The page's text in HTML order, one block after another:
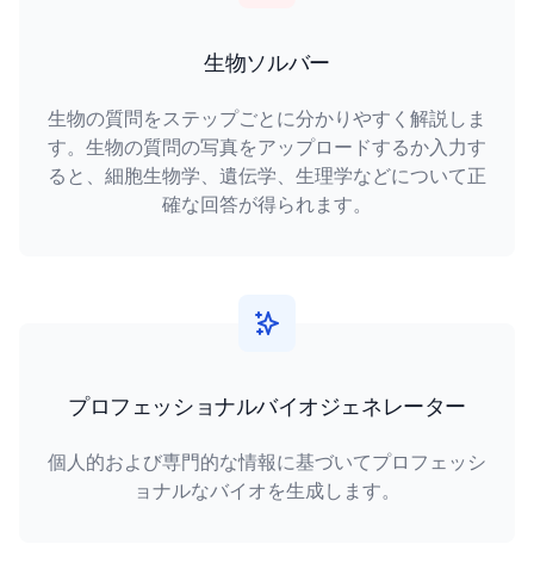
生物ソルバー
生物の質問をステップごとに分かりやすく解説しま
す。生物の質問の写真をアップロードするか入力す
ると、細胞生物学、遺伝学、生理学などについて正
確な回答が得られます。
プロフェッショナルバイオジェネレーター
個人的および専門的な情報に基づいてプロフェッシ
ョナルなバイオを生成します。